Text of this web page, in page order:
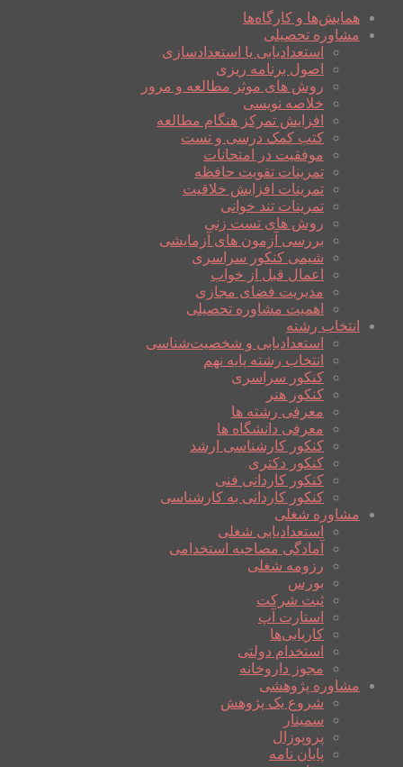
همایش‌ها و کارگاه‌ها
مشاوره تحصیلی
استعدادیابی یا استعدادسازی
اصول برنامه ریزی
روش های موثر مطالعه و مرور
خلاصه نویسی
افزایش تمرکز هنگام مطالعه
کتب کمک درسی و تست
موفقیت در امتحانات
تمرینات تقویت حافظه
تمرینات افزایش خلاقیت
تمرینات تند خوانی
روش های تست زنی
بررسی آزمون های آزمایشی
شیمی کنکور سراسری
اعمال قبل از خواب
مدیریت فضای مجازی
اهمیت مشاوره تحصیلی
انتخاب رشته
استعدادیابی و شخصیت‌شناسی
انتخاب رشته پایه نهم
کنکور سراسری
کنکور هنر
معرفی رشته ها
معرفی دانشگاه ها
کنکور کارشناسی ارشد
کنکور دکتری
کنکور کاردانی فنی
کنکور کاردانی به کارشناسی
مشاوره شغلی
استعدادیابی شغلی
آمادگی مصاحبه استخدامی
رزومه شغلی
بورس
ثبت شرکت
استارت آپ
کاریابی‌ها
استخدام دولتی
مجوز داروخانه
مشاوره پژوهشی
شروع یک پژوهش
سمینار
پروپوزال
پایان نامه